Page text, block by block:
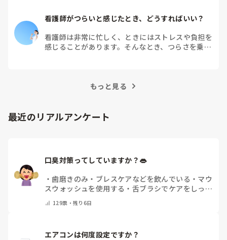
看護師がつらいと感じたとき、どうすればいい？
看護師は非常に忙しく、ときにはストレスや負担を
感じることがあります。そんなとき、つらさを乗り
もっと見る
最近のリアルアンケート
口臭対策ってしていますか？👄
・歯磨きのみ ・ ブレスケアなどを飲んでいる ・ マウ
スウォッシュを使用する ・ 舌ブラシでケアをしっか
いない・その他（コメントで教えてください）
129票・残り6日
エアコンは何度設定ですか？